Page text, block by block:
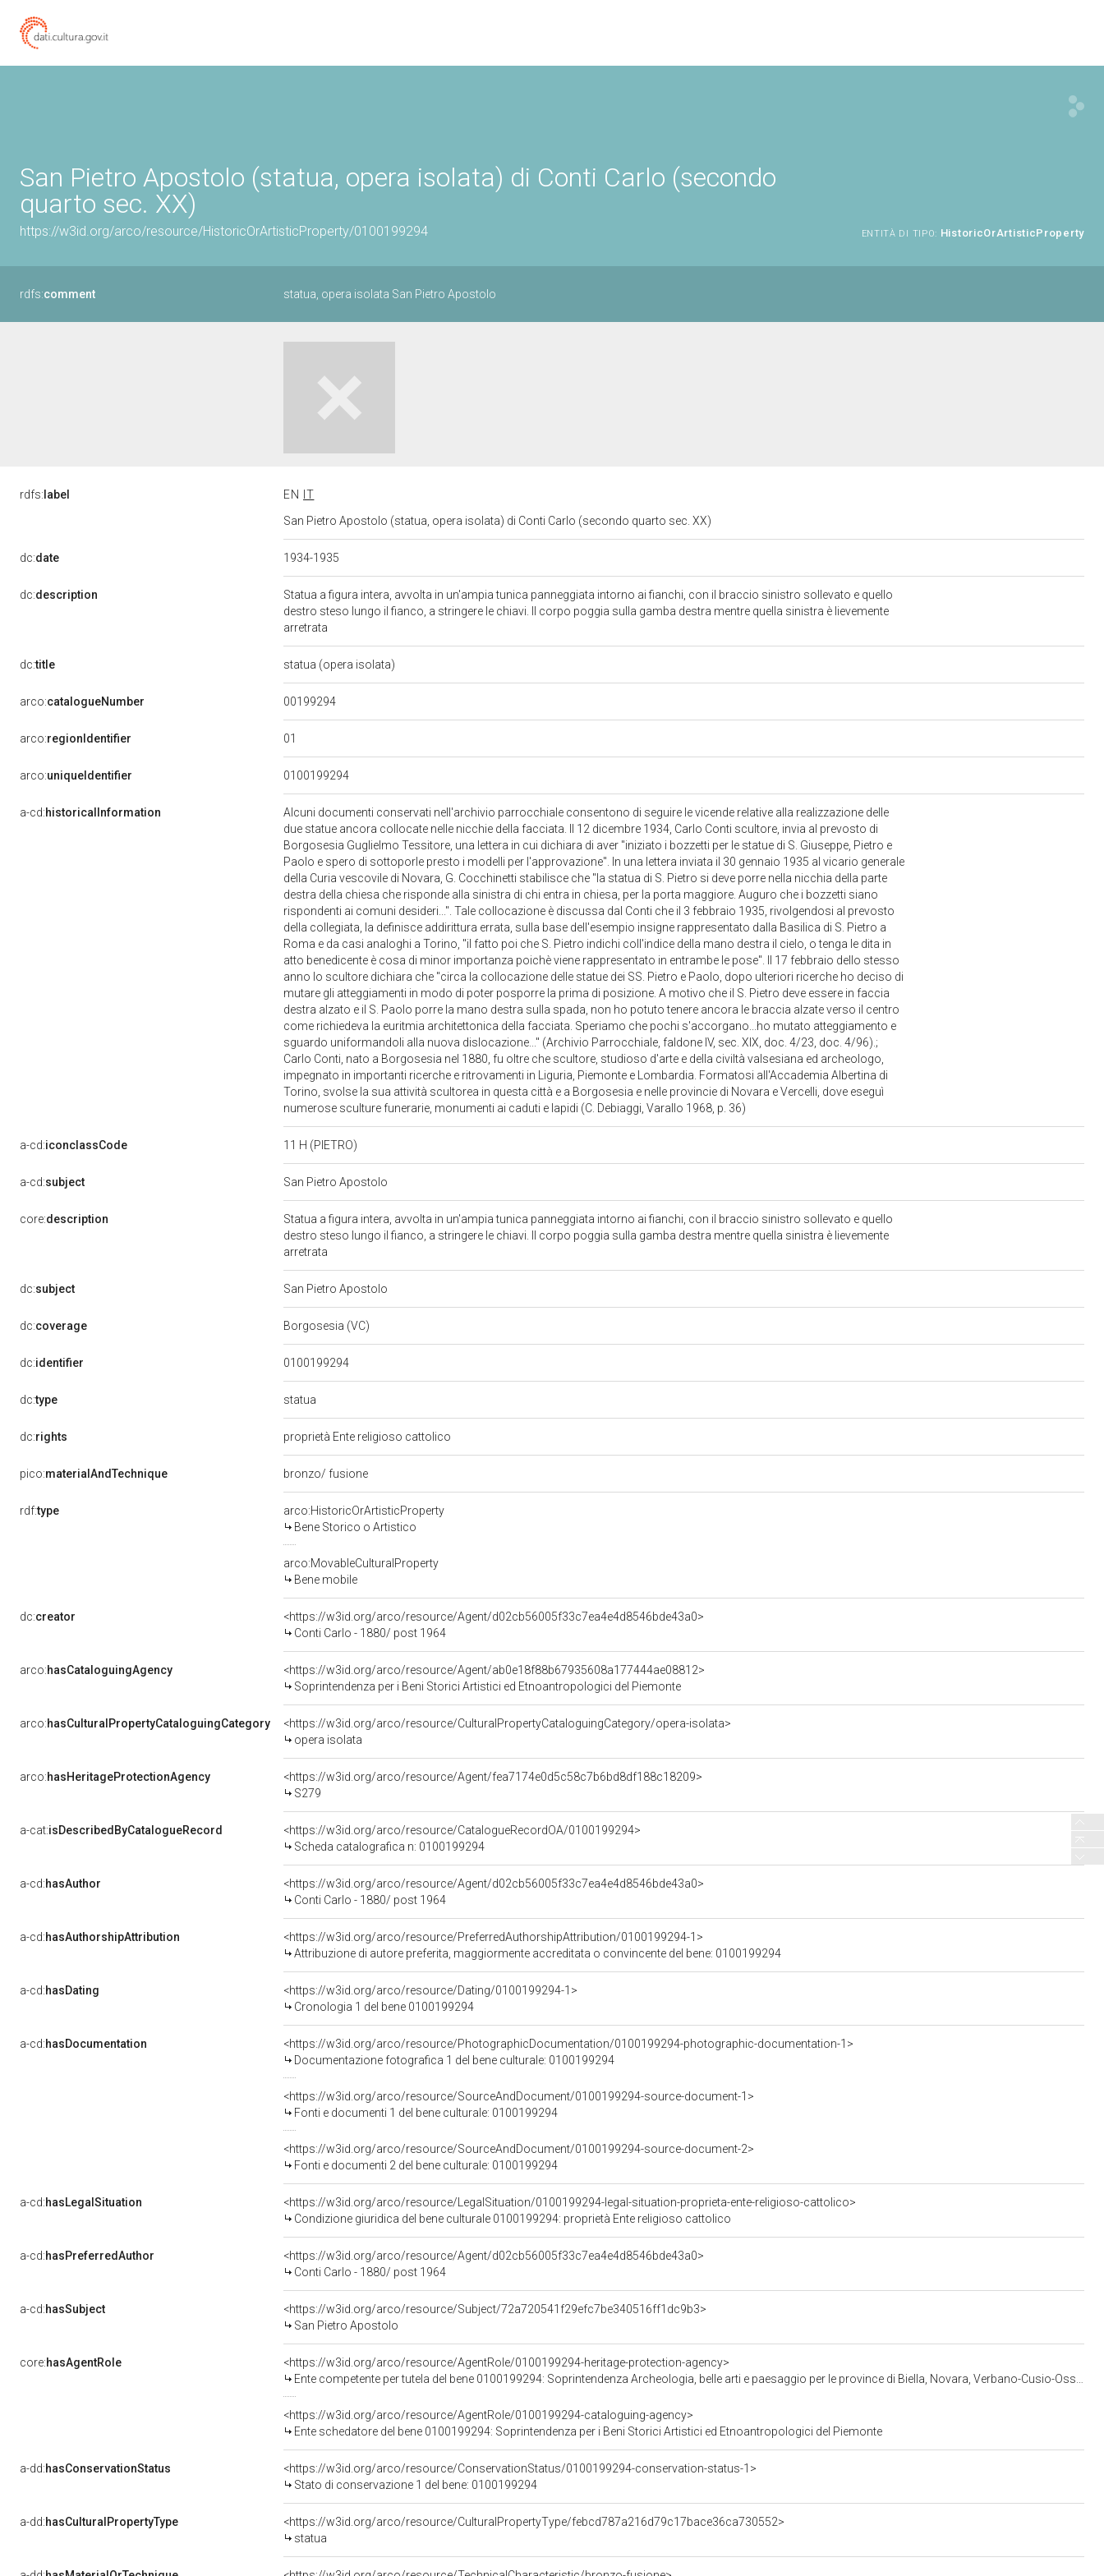
San Pietro Apostolo (statua, opera isolata) di Conti Carlo (secondo
quarto sec. XX)
https://w3id.org/arco/resource/HistoricOrArtisticProperty/0100199294 ENTITÀ DI TIPO: HistoricOrArtisticProperty
rdfs:comment statua, opera isolata San Pietro Apostolo
rdfs: label EN
IT
San Pietro Apostolo (statua, opera isolata) di Conti Carlo (secondo quarto sec. XX)
dc:date 1934-1935
dc:description
Statua a figura intera, avvolta in un'ampia tunica panneggiata intorno ai fianchi, con il braccio sinistro sollevato e quello
destro steso lungo il fianco, a stringere le chiavi. Il corpo poggia sulla gamba destra mentre quella sinistra è lievemente
arretrata
dc:title statua (opera isolata)
arco:catalogueNumber 00199294
arco:regionIdentifier 01
arco:uniqueIdentifier 0100199294
a-cd:historicalInformation
Alcuni documenti conservati nell'archivio parrocchiale consentono di seguire le vicende relative alla realizzazione delle
due statue ancora collocate nelle nicchie della facciata. Il 12 dicembre 1934, Carlo Conti scultore, invia al prevosto di
Borgosesia Guglielmo Tessitore, una lettera in cui dichiara di aver "iniziato i bozzetti per le statue di S. Giuseppe, Pietro e
Paolo e spero di sottoporle presto i modelli per l'approvazione". In una lettera inviata il 30 gennaio 1935 al vicario generale
della Curia vescovile di Novara, G. Cocchinetti stabilisce che "la statua di S. Pietro si deve porre nella nicchia della parte
destra della chiesa che risponde alla sinistra di chi entra in chiesa, per la porta maggiore. Auguro che i bozzetti siano
rispondenti ai comuni desideri...". Tale collocazione è discussa dal Conti che il 3 febbraio 1935, rivolgendosi al prevosto
della collegiata, la definisce addirittura errata, sulla base dell'esempio insigne rappresentato dalla Basilica di S. Pietro a
Roma e da casi analoghi a Torino, "il fatto poi che S. Pietro indichi coll'indice della mano destra il cielo, o tenga le dita in
atto benedicente è cosa di minor importanza poichè viene rappresentato in entrambe le pose". Il 17 febbraio dello stesso
anno lo scultore dichiara che "circa la collocazione delle statue dei SS. Pietro e Paolo, dopo ulteriori ricerche ho deciso di
mutare gli atteggiamenti in modo di poter posporre la prima di posizione. A motivo che il S. Pietro deve essere in faccia
destra alzato e il S. Paolo porre la mano destra sulla spada, non ho potuto tenere ancora le braccia alzate verso il centro
come richiedeva la euritmia architettonica della facciata. Speriamo che pochi s'accorgano...ho mutato atteggiamento e
sguardo uniformandoli alla nuova dislocazione..." (Archivio Parrocchiale, faldone IV, sec. XIX, doc. 4/23, doc. 4/96).;
Carlo Conti, nato a Borgosesia nel 1880, fu oltre che scultore, studioso d'arte e della civiltà valsesiana ed archeologo,
impegnato in importanti ricerche e ritrovamenti in Liguria, Piemonte e Lombardia. Formatosi all'Accademia Albertina di
Torino, svolse la sua attività scultorea in questa città e a Borgosesia e nelle provincie di Novara e Vercelli, dove eseguì
numerose sculture funerarie, monumenti ai caduti e lapidi (C. Debiaggi, Varallo 1968, p. 36)
a-cd:iconclassCode 11 H (PIETRO)
a-cd:subject San Pietro Apostolo
core:description
Statua a figura intera, avvolta in un'ampia tunica panneggiata intorno ai fianchi, con il braccio sinistro sollevato e quello
destro steso lungo il fianco, a stringere le chiavi. Il corpo poggia sulla gamba destra mentre quella sinistra è lievemente
arretrata
dc:subject San Pietro Apostolo
dc:coverage Borgosesia (VC)
dc:identifier 0100199294
dc:type statua
dc:rights proprietà Ente religioso cattolico
pico:materialAndTechnique bronzo/ fusione
rdf:type
arco:HistoricOrArtisticProperty
Bene Storico o Artistico
arco:MovableCulturalProperty
Bene mobile
dc:creator
<https://w3id.org/arco/resource/Agent/d02cb56005f33c7ea4e4d8546bde43a0>
Conti Carlo - 1880/ post 1964
arco:hasCataloguingAgency
<https://w3id.org/arco/resource/Agent/ab0e18f88b67935608a177444ae08812>
Soprintendenza per i Beni Storici Artistici ed Etnoantropologici del Piemonte
arco:hasCulturalPropertyCataloguingCategory
<https://w3id.org/arco/resource/CulturalPropertyCataloguingCategory/opera-isolata>
opera isolata
arco:hasHeritageProtectionAgency
<https://w3id.org/arco/resource/Agent/fea7174e0d5c58c7b6bd8df188c18209>
S279
a-cat:isDescribedByCatalogueRecord
<https://w3id.org/arco/resource/CatalogueRecordOA/0100199294>
Scheda catalografica n: 0100199294
a-cd:hasAuthor
<https://w3id.org/arco/resource/Agent/d02cb56005f33c7ea4e4d8546bde43a0>
Conti Carlo - 1880/ post 1964
a-cd:hasAuthorshipAttribution
<https://w3id.org/arco/resource/PreferredAuthorshipAttribution/0100199294-1>
Attribuzione di autore preferita, maggiormente accreditata o convincente del bene: 0100199294
a-cd:hasDating
<https://w3id.org/arco/resource/Dating/0100199294-1>
Cronologia 1 del bene 0100199294
a-cd:hasDocumentation
<https://w3id.org/arco/resource/PhotographicDocumentation/0100199294-photographic-documentation-1>
Documentazione fotografica 1 del bene culturale: 0100199294
<https://w3id.org/arco/resource/SourceAndDocument/0100199294-source-document-1>
Fonti e documenti 1 del bene culturale: 0100199294
<https://w3id.org/arco/resource/SourceAndDocument/0100199294-source-document-2>
Fonti e documenti 2 del bene culturale: 0100199294
a-cd:hasLegalSituation
<https://w3id.org/arco/resource/LegalSituation/0100199294-legal-situation-proprieta-ente-religioso-cattolico>
Condizione giuridica del bene culturale 0100199294: proprietà Ente religioso cattolico
a-cd:hasPreferredAuthor
<https://w3id.org/arco/resource/Agent/d02cb56005f33c7ea4e4d8546bde43a0>
Conti Carlo - 1880/ post 1964
a-cd:hasSubject
<https://w3id.org/arco/resource/Subject/72a720541f29efc7be340516ff1dc9b3>
San Pietro Apostolo
core:hasAgentRole
<https://w3id.org/arco/resource/AgentRole/0100199294-heritage-protection-agency>
Ente competente per tutela del bene 0100199294: Soprintendenza Archeologia, belle arti e paesaggio per le province di Biella, Novara, Verbano-Cusio-Ossola e Vercelli
<https://w3id.org/arco/resource/AgentRole/0100199294-cataloguing-agency>
Ente schedatore del bene 0100199294: Soprintendenza per i Beni Storici Artistici ed Etnoantropologici del Piemonte
a-dd:hasConservationStatus
<https://w3id.org/arco/resource/ConservationStatus/0100199294-conservation-status-1>
Stato di conservazione 1 del bene: 0100199294
a-dd:hasCulturalPropertyType
<https://w3id.org/arco/resource/CulturalPropertyType/febcd787a216d79c17bace36ca730552>
statua